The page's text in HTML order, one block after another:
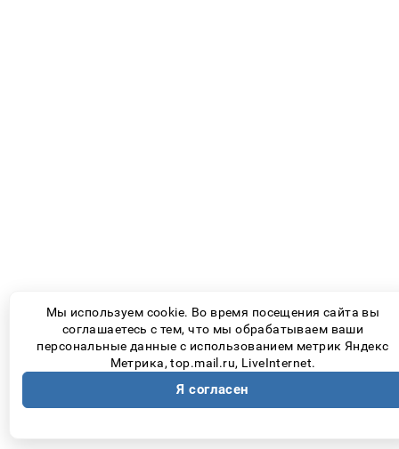
Мы используем cookie. Во время посещения сайта вы
соглашаетесь с тем, что мы обрабатываем ваши
персональные данные с использованием метрик Яндекс
Метрика, top.mail.ru, LiveInternet.
Я согласен